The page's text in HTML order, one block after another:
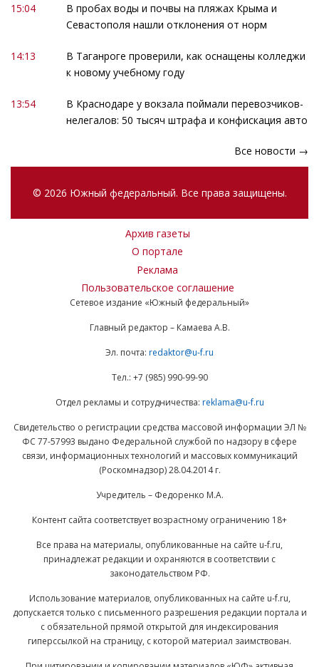
15:04
В пробах воды и почвы на пляжах Крыма и
Севастополя нашли отклонения от норм
14:13
В Таганроге проверили, как оснащены колледжи
к новому учебному году
13:54
В Краснодаре у вокзала поймали перевозчиков-
нелегалов: 50 тысяч штрафа и конфискация авто
Все новости →
© 2026 Южный федеральный. Все права защищены.
Архив газеты
О портале
Реклама
Пользовательское соглашение
Сетевое издание «Южный федеральный»
Главный редактор – Камаева А.В.
Эл. почта: redaktor@u-f.ru
Тел.: +7 (985) 990-99-90
Отдел рекламы и сотрудничества: reklama@u-f.ru
Свидетельство о регистрации средства массовой информации ЭЛ №
ФС 77-57993 выдано Федеральной службой по надзору в сфере
связи, информационных технологий и массовых коммуникаций
(Роскомнадзор) 28.04.2014 г.
Учредитель – Федоренко М.А.
Контент сайта соответствует возрастному ограничению 18+
Все права на материалы, опубликованные на сайте u-f.ru,
принадлежат редакции и охраняются в соответствии с
законодательством РФ.
Использование материалов, опубликованных на сайте u-f.ru,
допускается только с письменного разрешения редакции портала и
с обязательной прямой открытой для индексирования
гиперссылкой на страницу, с которой материал заимствован.